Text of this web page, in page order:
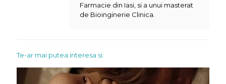
Farmacie din Iasi, si a unui masterat
de Bioinginerie Clinica.
Te-ar mai putea interesa si: